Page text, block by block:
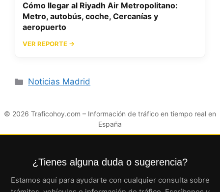
Cómo llegar al Riyadh Air Metropolitano:
Metro, autobús, coche, Cercanías y
aeropuerto
VER REPORTE →
Categorías
Noticias Madrid
© 2026 Traficohoy.com – Información de tráfico en tiempo real en
España
¿Tienes alguna duda o sugerencia?
Estamos aquí para ayudarte con cualquier consulta sobre